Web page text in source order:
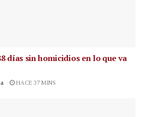
días sin homicidios en lo que va
HACE 37 MINS